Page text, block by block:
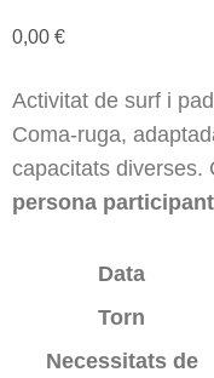
0,00 €
Activitat de surf i
Coma-ruga,
capacitats diverses.
persona
Data
Torn
Necessitats de